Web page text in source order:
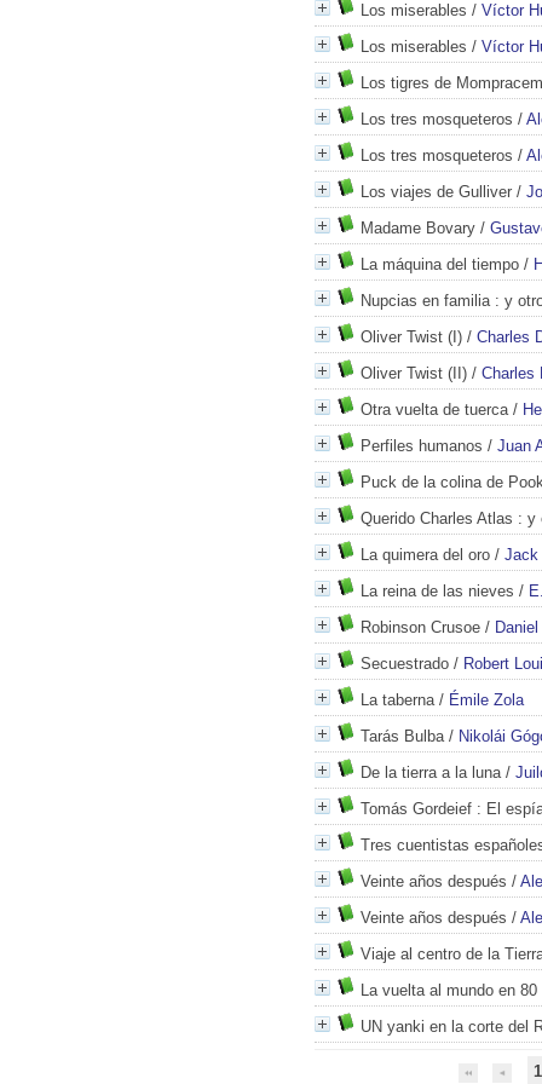
Los miserables / Víctor
Los miserables / Víctor
Los tigres de Mompracem
Los tres mosqueteros /
Los tres mosqueteros /
Los viajes de Gulliver /
Madame Bovary /
La máquina del tiempo /
Nupcias en familia: y
Oliver Twist (I) / Charles
Oliver Twist (II) / Charles
Otra vuelta de tuerca/
Perfiles humanos / Juan
Puck de la colina de
Querido Charles Atlas : y
La quimera del oro / Jack
La reina de las nieves /
Robinson Crusoe /
Secuestrado / Robert
La taberna/ Émile Zola
Tarás Bulba/ Nikolái
De la tierra a la luna/
Tomás Gordeief : El
Tres cuentistas
Veinte años después /
Veinte años después /
Viaje al centro de la
La vuelta al mundo en
UN yanki en la corte del
1